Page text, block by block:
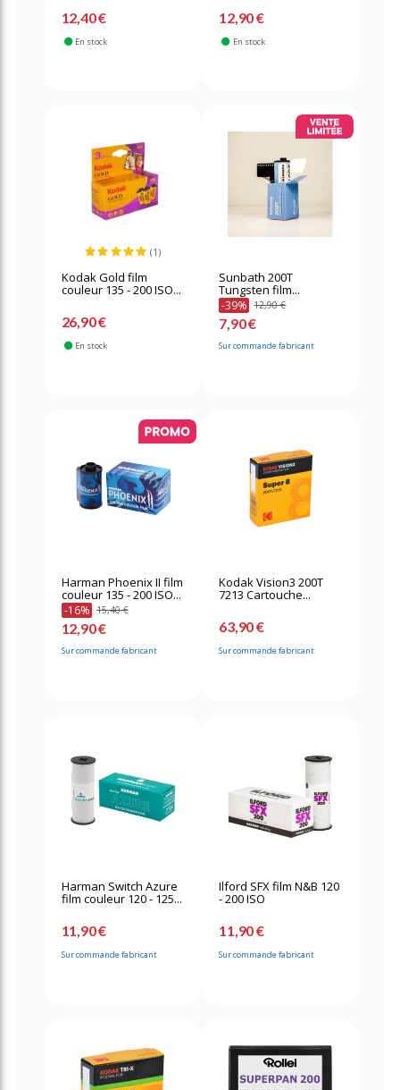
12,40 €
En stock
12,90 €
En stock
(1)
Kodak Gold film
couleur 135 - 200 ISO...
26,90 €
En stock
Sunbath 200T
Tungsten film...
-39% 12,90 €
7,90 €
Sur commande fabricant
Harman Phoenix II film
couleur 135 - 200 ISO...
-16% 15,40 €
12,90 €
Sur commande fabricant
Kodak Vision3 200T
7213 Cartouche...
63,90 €
Sur commande fabricant
Harman Switch Azure
film couleur 120 - 125...
11,90 €
Sur commande fabricant
Ilford SFX film N&B 120
- 200 ISO
11,90 €
Sur commande fabricant